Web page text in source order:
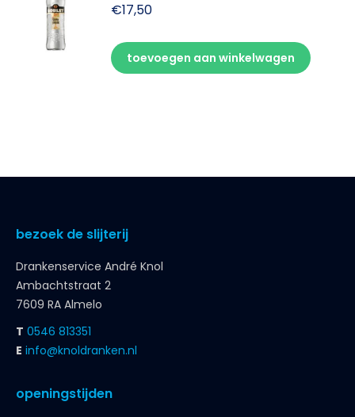
€17,50
toevoegen aan winkelwagen
bezoek de slijterij
Drankenservice André Knol
Ambachtstraat 2
7609 RA Almelo
T 0546 813351
E info@knoldranken.nl
openingstijden